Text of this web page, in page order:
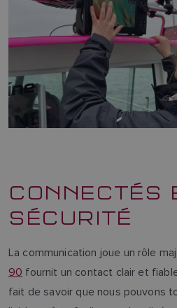
CONNECTÉS
SÉCURITÉ
La communication joue un rôle
90 fournit un contact clair et
fait de savoir que nous pouvons